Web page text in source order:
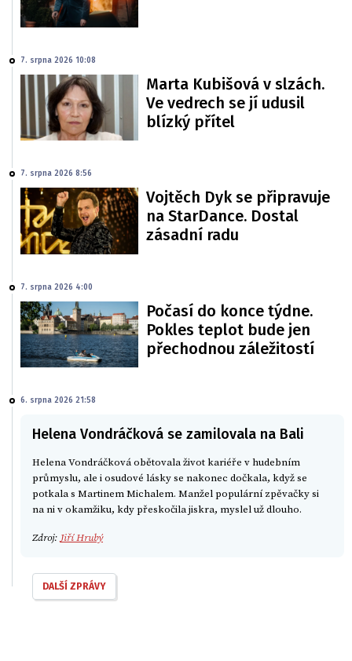
7. srpna 2026 10:08
Marta Kubišová v slzách.
Ve vedrech se jí udusil
blízký přítel
7. srpna 2026 8:56
Vojtěch Dyk se připravuje
na StarDance. Dostal
zásadní radu
7. srpna 2026 4:00
Počasí do konce týdne.
Pokles teplot bude jen
přechodnou záležitostí
6. srpna 2026 21:58
Helena Vondráčková se zamilovala na Bali
Helena Vondráčková obětovala život kariéře v hudebním
průmyslu, ale i osudové lásky se nakonec dočkala, když se
potkala s Martinem Michalem. Manžel populární zpěvačky si
na ni v okamžiku, kdy přeskočila jiskra, myslel už dlouho.
Zdroj:Jiří Hrubý
DALŠÍ ZPRÁVY